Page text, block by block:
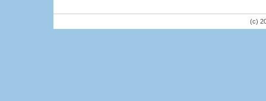
(c)